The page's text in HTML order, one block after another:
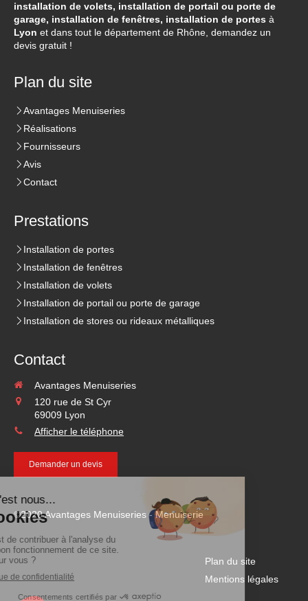
installation de volets, installation de portail ou porte de
garage, installation de fenêtres, installation de portes à
Lyon et dans tout le département de Rhône, demandez un
devis gratuit !
Plan du site
Avantages Menuiseries
Réalisations
Fournisseurs
Avis
Contact
Prestations
Installation de portes
Installation de fenêtres
Installation de volets
Installation de portail ou porte de garage
Installation de stores ou rideaux métalliques
Contact
Avantages Menuiseries
120 rue de St Cyr
69009 Lyon
Afficher le téléphone
Demander un devis
©2020 Avantages Menuiseries - Menuiserie
Plan du site
Mentions légales